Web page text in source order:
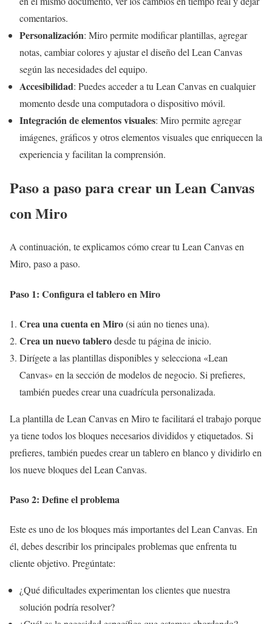
comentarios.
Personalización: Miro permite modificar plantillas, agregar
notas, cambiar colores y ajustar el diseño del Lean Canvas
según las necesidades del equipo.
Accesibilidad: Puedes acceder a tu Lean Canvas en cualquier
momento desde una computadora o dispositivo móvil.
Integración de elementos visuales: Miro permite agregar
imágenes, gráficos y otros elementos visuales que enriquecen la
experiencia y facilitan la comprensión.
Paso a paso para crear un Lean Canvas
con Miro
A continuación, te explicamos cómo crear tu Lean Canvas en
Miro, paso a paso.
Paso 1: Configura el tablero en Miro
Crea una cuenta en Miro(si aún no tienes una).
Crea un nuevo tablerodesde tu página de inicio.
Dirígete a las plantillas disponibles y selecciona «Lean
Canvas» en la sección de modelos de negocio. Si prefieres,
también puedes crear una cuadrícula personalizada.
La plantilla de Lean Canvas en Miro te facilitará el trabajo porque
ya tiene todos los bloques necesarios divididos y etiquetados. Si
prefieres, también puedes crear un tablero en blanco y dividirlo en
los nueve bloques del Lean Canvas.
Paso 2: Define el problema
Este es uno de los bloques más importantes del Lean Canvas. En
él, debes describir los principales problemas que enfrenta tu
cliente objetivo. Pregúntate:
¿Qué dificultades experimentan los clientes que nuestra
solución podría resolver?